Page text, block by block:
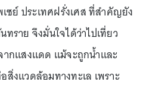
ซย์ ประเทศฝรั่งเศส ที่สำคัญยัง
ราย จึงมั่นใจได้ว่าไปเที่ยว
ากแสงแดด แม้จะถูกน้ำและ
งแวดล้อมทางทะเล เพราะ